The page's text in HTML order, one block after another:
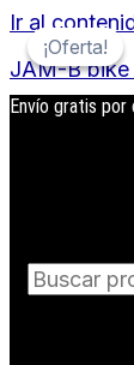
Ir al
JAM-B bike
Envío gratis
¡Oferta!
¡Oferta!